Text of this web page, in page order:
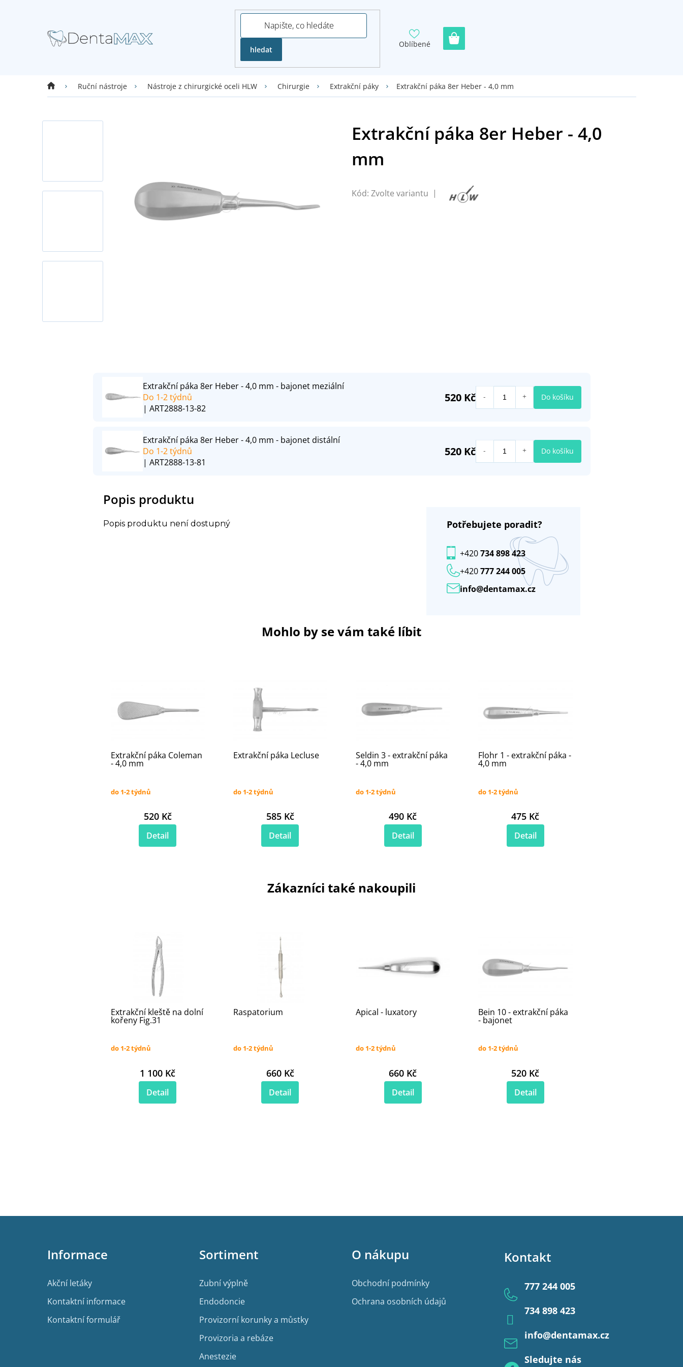
hledat
Oblíbené
Domů Ruční nástroje Nástroje z chirurgické oceli HLW Chirurgie Extrakční páky Extrakční páka 8er Heber - 4,0 mm
Kód: Zvolte variantu
Popis produktu
Popis produktu není dostupný Potřebujete poradit?
info@dentamax.cz
+420777 244 005
+420734 898 423
Mohlo by se vám také líbit
Extrakční páka Coleman
- 4,0 mm
do 1-2 týdnů
520 Kč
Detail
Extrakční páka Lecluse
do 1-2 týdnů
585 Kč
Detail
Seldin 3 - extrakční páka
- 4,0 mm
do 1-2 týdnů
490 Kč
Detail
Flohr 1 - extrakční páka -
4,0 mm
do 1-2 týdnů
475 Kč
Detail
Zákazníci také nakoupili
Extrakční kleště na dolní
kořeny Fig.31
do 1-2 týdnů
1 100 Kč
Detail
Raspatorium
do 1-2 týdnů
660 Kč
Detail
Apical - luxatory
do 1-2 týdnů
660 Kč
Detail
Bein 10 - extrakční páka
- bajonet
do 1-2 týdnů
520 Kč
Detail
Extrakční páka 8er Heber - 4,0 mm - bajonet meziální
Do 1-2 týdnů
| ART2888-13-82
520 Kč Do košíku
Extrakční páka 8er Heber - 4,0 mm - bajonet distální
Do 1-2 týdnů
| ART2888-13-81
520 Kč Do košíku
Z
Informace
Akční letáky
Kontaktní informace
Kontaktní formulář
Sortiment
Zubní výplně
Endodoncie
Provizorní korunky a můstky
Provizoria a rebáze
Anestezie
O nákupu
Obchodní podmínky
Ochrana osobních údajů
Kontakt
info@dentamax.cz
777 244 005
734 898 423
Sledujte nás